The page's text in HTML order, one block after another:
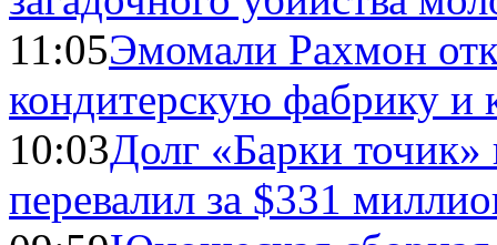
11:05Эмомали Рахмон
кондитерскую фабрику и
10:03Долг «Барки
перевалил за $331